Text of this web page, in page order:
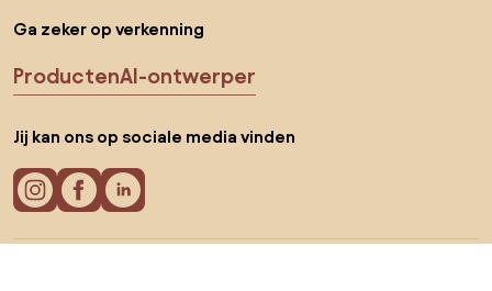
Ga zeker op verkenning
ProductenAI-ontwerper
Jij kan ons op sociale media vinden